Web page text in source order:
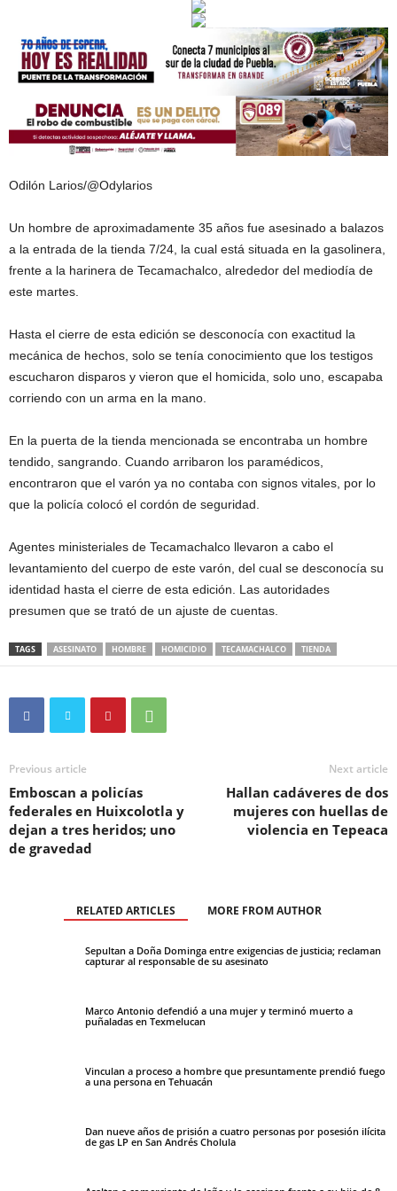
Odilón Larios/@Odylarios
Un hombre de aproximadamente 35 años fue asesinado a balazos
a la entrada de la tienda 7/24, la cual está situada en la gasolinera,
frente a la harinera de Tecamachalco, alrededor del mediodía de
este martes.
Hasta el cierre de esta edición se desconocía con exactitud la
mecánica de hechos, solo se tenía conocimiento que los testigos
escucharon disparos y vieron que el homicida, solo uno, escapaba
corriendo con un arma en la mano.
En la puerta de la tienda mencionada se encontraba un hombre
tendido, sangrando. Cuando arribaron los paramédicos,
encontraron que el varón ya no contaba con signos vitales, por lo
que la policía colocó el cordón de seguridad.
Agentes ministeriales de Tecamachalco llevaron a cabo el
levantamiento del cuerpo de este varón, del cual se desconocía su
identidad hasta el cierre de esta edición. Las autoridades
presumen que se trató de un ajuste de cuentas.
TAGS ASESINATO HOMBRE HOMICIDIO TECAMACHALCO TIENDA
Previous article
Emboscan a policías
federales en Huixcolotla y
dejan a tres heridos; uno
de gravedad
Next article
Hallan cadáveres de dos
mujeres con huellas de
violencia en Tepeaca
RELATED ARTICLES MORE FROM AUTHOR
Sepultan a Doña Dominga entre exigencias de justicia; reclaman
capturar al responsable de su asesinato
Marco Antonio defendió a una mujer y terminó muerto a
puñaladas en Texmelucan
Vinculan a proceso a hombre que presuntamente prendió fuego
a una persona en Tehuacán
Dan nueve años de prisión a cuatro personas por posesión ilícita
de gas LP en San Andrés Cholula